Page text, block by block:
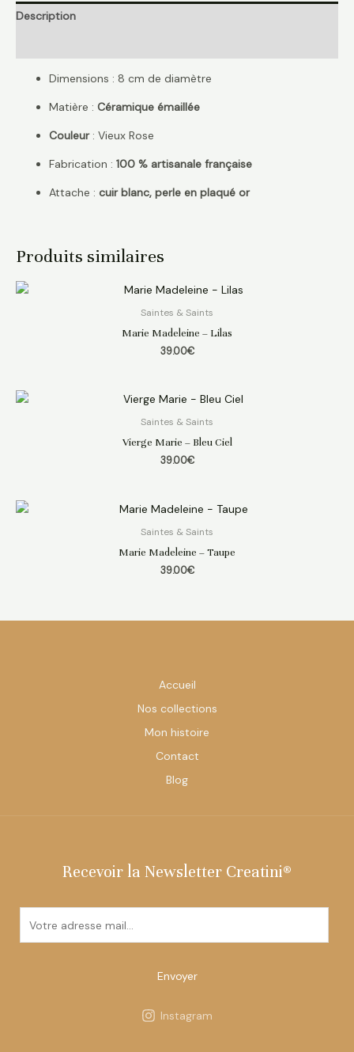
Description
Dimensions : 8 cm de diamètre
Matière : Céramique émaillée
Couleur: Vieux Rose
Fabrication : 100 % artisanale française
Attache : cuir blanc, perle en plaqué or
Produits similaires
Saintes & Saints
Marie Madeleine – Lilas
39.00€
Saintes & Saints
Vierge Marie – Bleu Ciel
39.00€
Saintes & Saints
Marie Madeleine – Taupe
39.00€
Accueil
Nos collections
Mon histoire
Contact
Blog
Recevoir la Newsletter Creatini®
Envoyer
Instagram